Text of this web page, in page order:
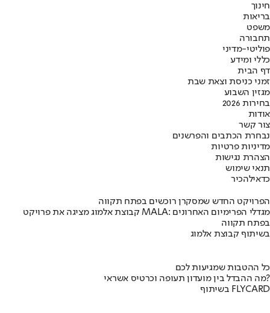
חינוך
בריאות
משפט
תחבורה
פוליטי-מדיני
כללי ומידע
דף הבית
זמני כניסת וצאת שבת
מגזין השבוע
בחירות 2026
אודות
צור קשר
נבחרת הכתבים והפרשנים
מדיניות פרטיות
הצהרת נגישות
תנאי שימוש
כדאילהכיר
הפרויקט החדש שמסקרן רוכשים בפתח תקווה
קבוצת אלמוג מציגה את פרויקט MALA: מגדלי הפרימיום האחרונים
בפתח תקווה
בשיתוף קבוצת אלמוג
כל ההטבות שמגיעות לכם
מה ההבדל בין מועדון תעופה וכרטיס אשראי?
בשיתוף FLYCARD